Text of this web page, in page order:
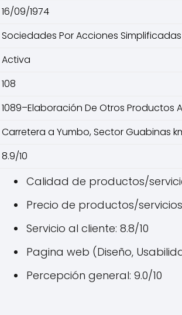
16/09/1974
Sociedades Por Acciones Simplificadas
Activa
108
1089–Elaboración De Otros Productos
Carretera a Yumbo, Sector Guabinas
8.9/10
Calidad de productos/
Precio de productos/
Servicio al cliente: 8.8/10
Pagina web (Diseño,
Percepción general: 9.0/10